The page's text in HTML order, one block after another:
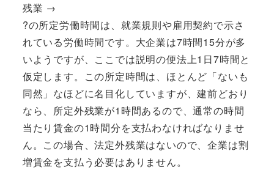
残業 →
?の所定労働時間は、就業規則や雇用契約で示さ
れている労働時間です。大企業は7時間15分が多
いようですが、ここでは説明の便法上1日7時間と
仮定します。この所定時間は、ほとんど「ないも
同然」なほどに名目化していますが、建前どおり
なら、所定外残業が1時間あるので、通常の時間
当たり賃金の1時間分を支払わなければなりませ
ん。この場合、法定外残業はないので、企業は割
増賃金を支払う必要はありません。